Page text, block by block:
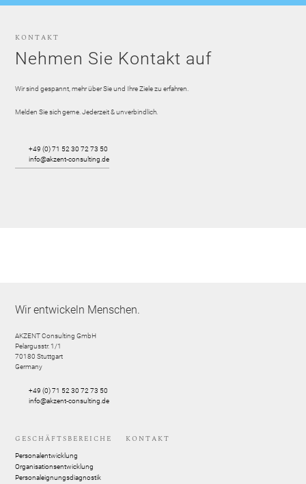
KONTAKT
Nehmen Sie Kontakt auf
Wir sind gespannt, mehr über Sie und Ihre Ziele zu erfahren.
Melden Sie sich gerne. Jederzeit & unverbindlich.
+49 (0) 71 52 30 72 73 50
info@akzent-consulting.de
Wir entwickeln Menschen.
AKZENT Consulting GmbH
Pelargusstr. 1/1
70180 Stuttgart
Germany
+49 (0) 71 52 30 72 73 50
info@akzent-consulting.de
GESCHÄFTSBEREICHE
Personalentwicklung
Organisationsentwicklung
Personaleignungsdiagnostik
KONTAKT